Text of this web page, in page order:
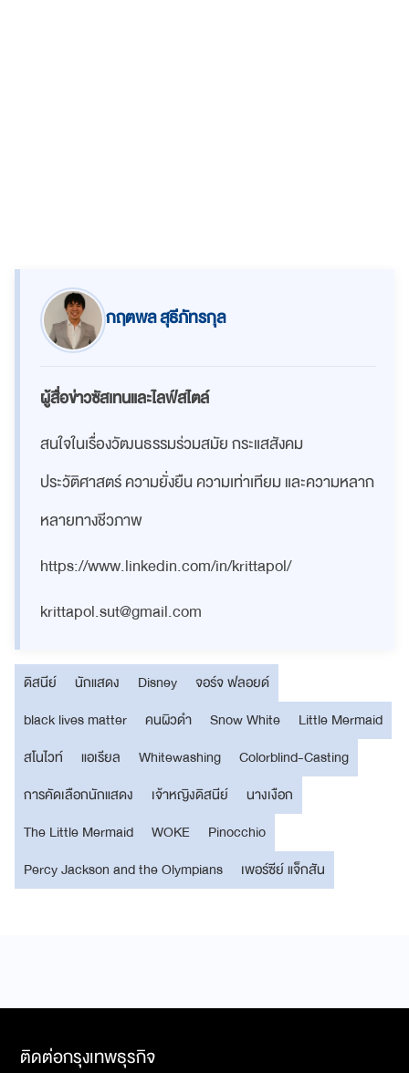
กฤตพล สุธีภัทรกุล
ผู้สื่อข่าวซัสเทนและไลฟ์สไตล์
สนใจในเรื่องวัฒนธรรมร่วมสมัย กระแสสังคม
ประวัติศาสตร์ ความยั่งยืน ความเท่าเทียม และความหลาก
หลายทางชีวภาพ
https://www.linkedin.com/in/krittapol/
krittapol.sut@gmail.com
ดิสนีย์ นักแสดง Disney
จอร์จ ฟลอยด์
black lives matter
คนผิวดำ Snow White
Little Mermaid
สโนไวท์
แอเรียล Whitewashing
Colorblind-Casting
การคัดเลือกนักแสดง
เจ้าหญิงดิสนีย์
นางเงือก
The Little Mermaid
WOKE
Pinocchio
Percy Jackson and the Olympians
เพอร์ซีย์ แจ็กสัน
ติดต่อกรุงเทพธุรกิจ